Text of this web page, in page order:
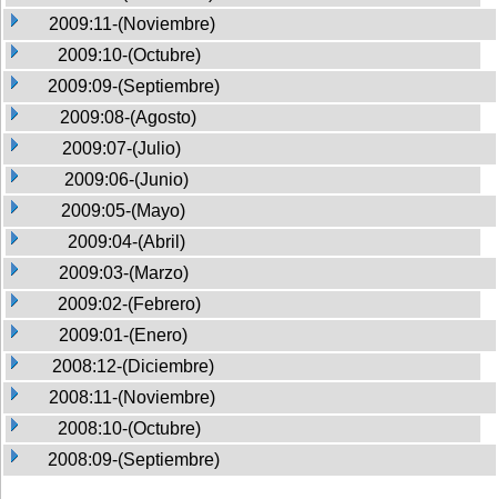
2009:11-(Noviembre)
2009:10-(Octubre)
2009:09-(Septiembre)
2009:08-(Agosto)
2009:07-(Julio)
2009:06-(Junio)
2009:05-(Mayo)
2009:04-(Abril)
2009:03-(Marzo)
2009:02-(Febrero)
2009:01-(Enero)
2008:12-(Diciembre)
2008:11-(Noviembre)
2008:10-(Octubre)
2008:09-(Septiembre)